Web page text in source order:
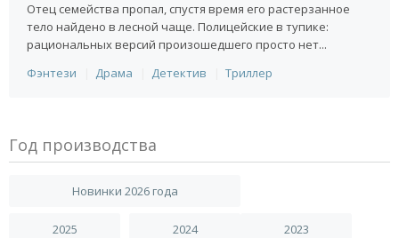
Отец семейства пропал, спустя время его растерзанное
тело найдено в лесной чаще. Полицейские в тупике:
рациональных версий произошедшего просто нет...
Фэнтези
Драма Детектив Триллер
Год производства
Новинки 2026 года
2025 2024 2023